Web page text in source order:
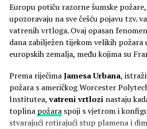
temperature na površini prelaze
sv. Ilije i bazen
NE PROPUSTITE
Stvara se najjači klimatski fenomen u
znači za svijet?
vrste
Zagrijavanje mora stvorilo je pogodno
zainvazivne vrstepoput ribe
predatora koju je Azzuro opisao kao
Te su vrste nakon ulaska u
kanal sada krenule prema Francuskoj i
Opća komisija za ribarstvo
Organizaciji za hranu i poljoprivredu
Europu potiču razorne šumske
upozoravaju na sve češću pojavu tzv.
vatrenih vrtloga. Ovaj opasan
dana zabilježen tijekom velikih požara
europskih zemalja, među kojima su
Prema riječimaJamesa Urbana,
požara s američkog Worcester
Institutea,vatreni vrtlozinastaju
toplina požaraspoji s vjetrom i
stvarajući rotirajući stup plamena i